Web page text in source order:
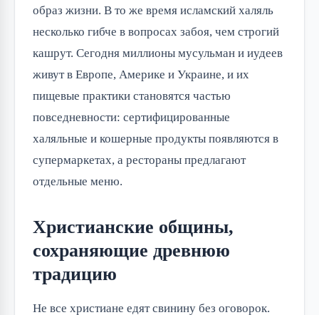
образ жизни. В то же время исламский халяль
несколько гибче в вопросах забоя, чем строгий
кашрут. Сегодня миллионы мусульман и иудеев
живут в Европе, Америке и Украине, и их
пищевые практики становятся частью
повседневности: сертифицированные
халяльные и кошерные продукты появляются в
супермаркетах, а рестораны предлагают
отдельные меню.
Христианские общины,
сохраняющие древнюю
традицию
Не все христиане едят свинину без оговорок.